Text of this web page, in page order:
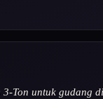
3-Ton untuk gudang